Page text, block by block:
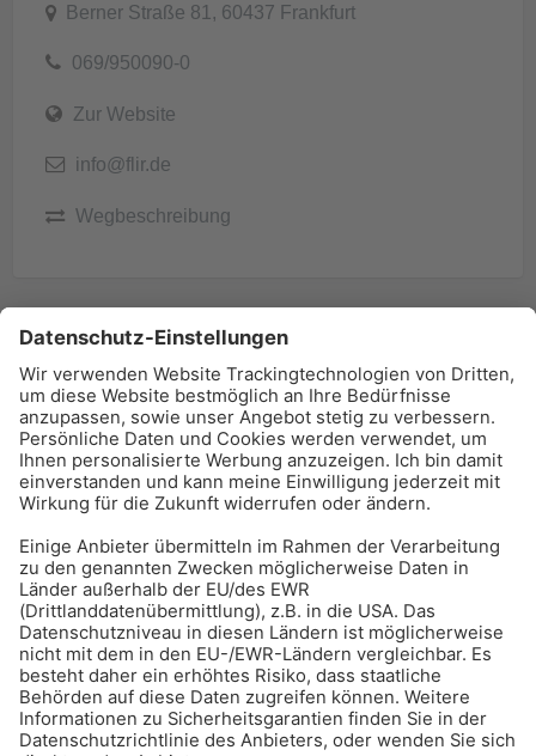
Berner Straße 81, 60437 Frankfurt
069/950090-0
Zur Website
info@flir.de
Wegbeschreibung
BAU-Index Newsletter
Erhalten Sie regelmäßig Benachrichtigungen zu den
Zur Anmeldung
Meistgelesen:Bauwerksabdichtung